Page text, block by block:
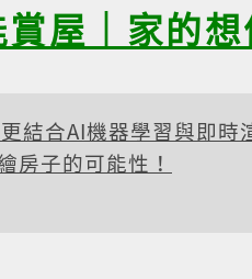
屋｜家的想
結合AI機器學習與即
房子的可能性！